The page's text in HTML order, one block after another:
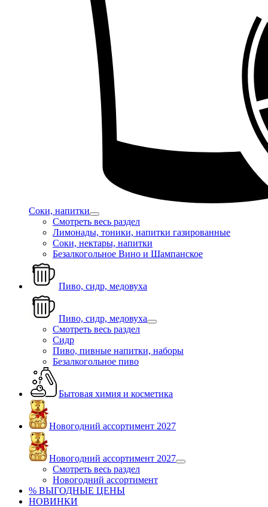
Соки, напитки
Смотреть весь раздел
Лимонады, тоники, напитки газированные
Соки, нектары, напитки
Безалкогольное Вино и Шампанское
Пиво, сидр, медовуха
Пиво, сидр, медовуха
Смотреть весь раздел
Сидр
Пиво, пивные напитки, наборы
Безалкогольное пиво
Бытовая химия и косметика
Новогодний ассортимент 2027
Новогодний ассортимент 2027
Смотреть весь раздел
Новогодний ассортимент
% ВЫГОДНЫЕ ЦЕНЫ
НОВИНКИ